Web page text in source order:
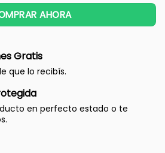
AHORA
Gratis
que lo recibís.
en perfecto estado o te